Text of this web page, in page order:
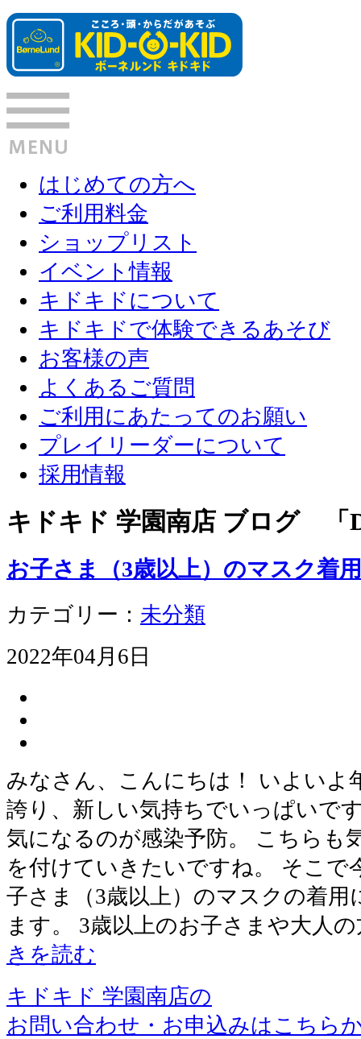
はじめての方へ
ご利用料金
ショップリスト
イベント情報
キドキドについて
キドキドで体験できるあそび
お客様の声
よくあるご質問
ご利用にあたってのお願い
プレイリーダーについて
採用情報
キドキド 学園南店 ブログ 「
お子さま（3歳以上）のマスク着
カテゴリー： 未分類
2022年04月6日
みなさん、こんにちは！ いよいよ
誇り、新しい気持ちでいっぱいで
気になるのが感染予防。 こちらも
を付けていきたいですね。 そこで
子さま（3歳以上）のマスクの着
ます。 3歳以上のお子さまや大人
きを読む
キドキド 学園南店の
お問い合わせ・お申込みはこちら